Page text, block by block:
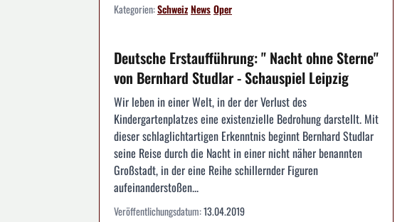
Kategorien:SchweizNewsOper
Deutsche Erstaufführung: " Nacht ohne Sterne"
von Bernhard Studlar - Schauspiel Leipzig
Wir leben in einer Welt, in der der Verlust des
Kindergartenplatzes eine existenzielle Bedrohung darstellt. Mit
dieser schlaglichtartigen Erkenntnis beginnt Bernhard Studlar
seine Reise durch die Nacht in einer nicht näher benannten
Großstadt, in der eine Reihe schillernder Figuren
aufeinanderstoßen...
Veröffentlichungsdatum:13.04.2019